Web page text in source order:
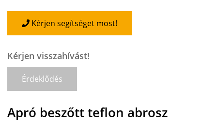
Kérjen segítséget most!
Kérjen visszahívást!
Érdeklődés
Apró beszőtt teflon abrosz